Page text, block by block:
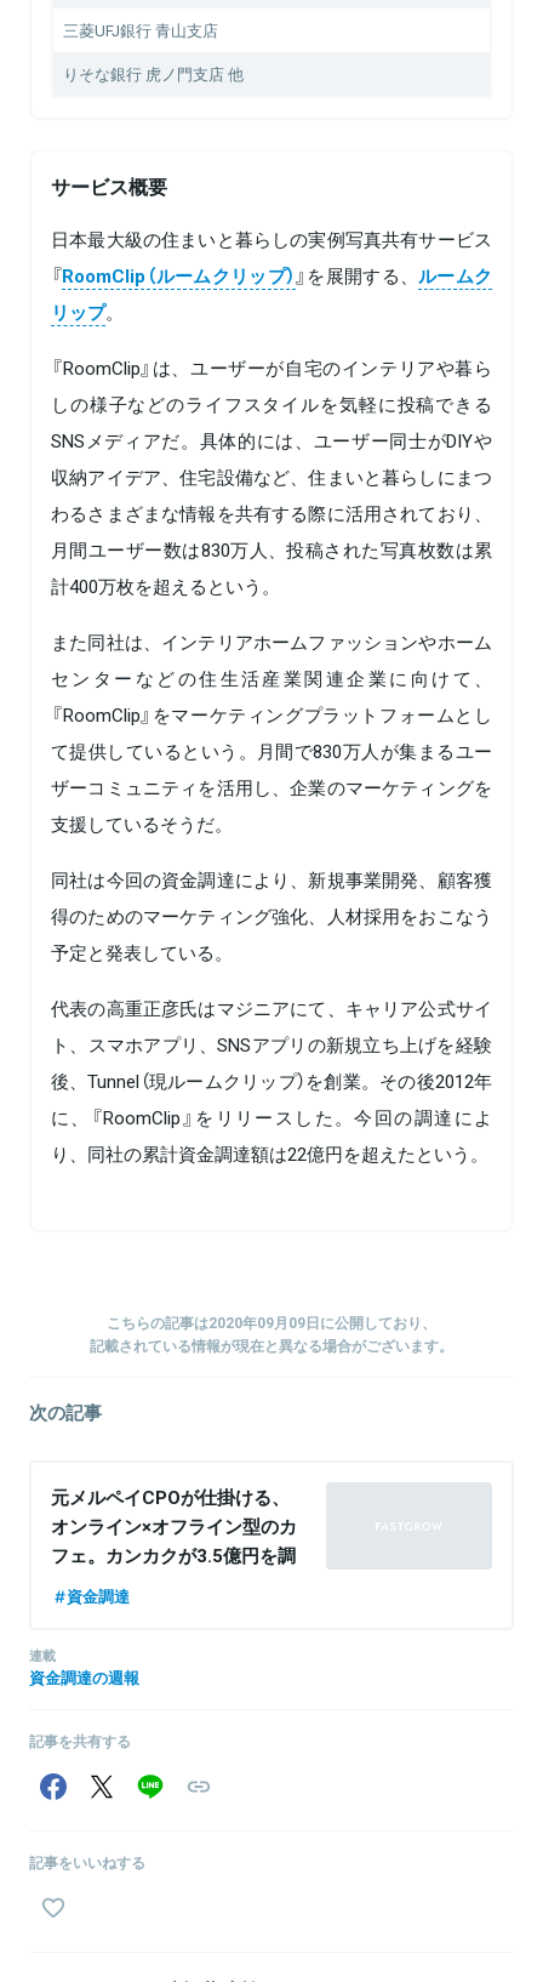
三菱UFJ銀行 青山支店
りそな銀行 虎ノ門支店 他
サービス概要
日本最大級の住まいと暮らしの実例写真共有サービス
『RoomClip（ルームクリップ）』を展開する、ルームク
リップ。
『RoomClip』は、ユーザーが自宅のインテリアや暮ら
しの様子などのライフスタイルを気軽に投稿できる
SNSメディアだ。具体的には、ユーザー同士がDIYや
収納アイデア、住宅設備など、住まいと暮らしにまつ
わるさまざまな情報を共有する際に活用されており、
月間ユーザー数は830万人、投稿された写真枚数は累
計400万枚を超えるという。
また同社は、インテリアホームファッションやホーム
センターなどの住生活産業関連企業に向けて、
『RoomClip』をマーケティングプラットフォームとし
て提供しているという。月間で830万人が集まるユー
ザーコミュニティを活用し、企業のマーケティングを
支援しているそうだ。
同社は今回の資金調達により、新規事業開発、顧客獲
得のためのマーケティング強化、人材採用をおこなう
予定と発表している。
代表の高重正彦氏はマジニアにて、キャリア公式サイ
ト、スマホアプリ、SNSアプリの新規立ち上げを経験
後、Tunnel（現ルームクリップ）を創業。その後2012年
に、『RoomClip』をリリースした。今回の調達によ
り、同社の累計資金調達額は22億円を超えたという。
こちらの記事は2020年09月09日に公開しており、
記載されている情報が現在と異なる場合がございます。
次の記事
元メルペイCPOが仕掛ける、
オンライン×オフライン型のカ
フェ。カンカクが3.5億円を調
達──押さえておきたい資金調
達ニュース
資金調達
連載
資金調達の週報
記事を共有する
記事をいいねする